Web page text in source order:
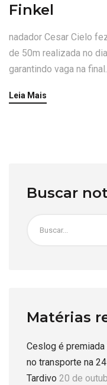
Finkel
nadador Cesar Cielo
de 50m realizada no
garantindo vaga na final.
Leia Mais
Buscar
Matérias
Ceslog é
no transporte na
Tardivo 20 de